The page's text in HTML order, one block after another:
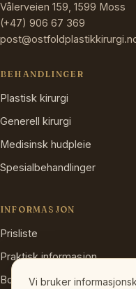
Vålerveien 159, 1599 Moss
(+47) 906 67 369
BEHANDLINGER
Plastisk kirurgi
Generell kirurgi
Medisinsk hudpleie
Spesialbehandlinger
INFORMASJON
Prisliste
Praktisk informasjon
Booking og avbestilling
Vi bruker